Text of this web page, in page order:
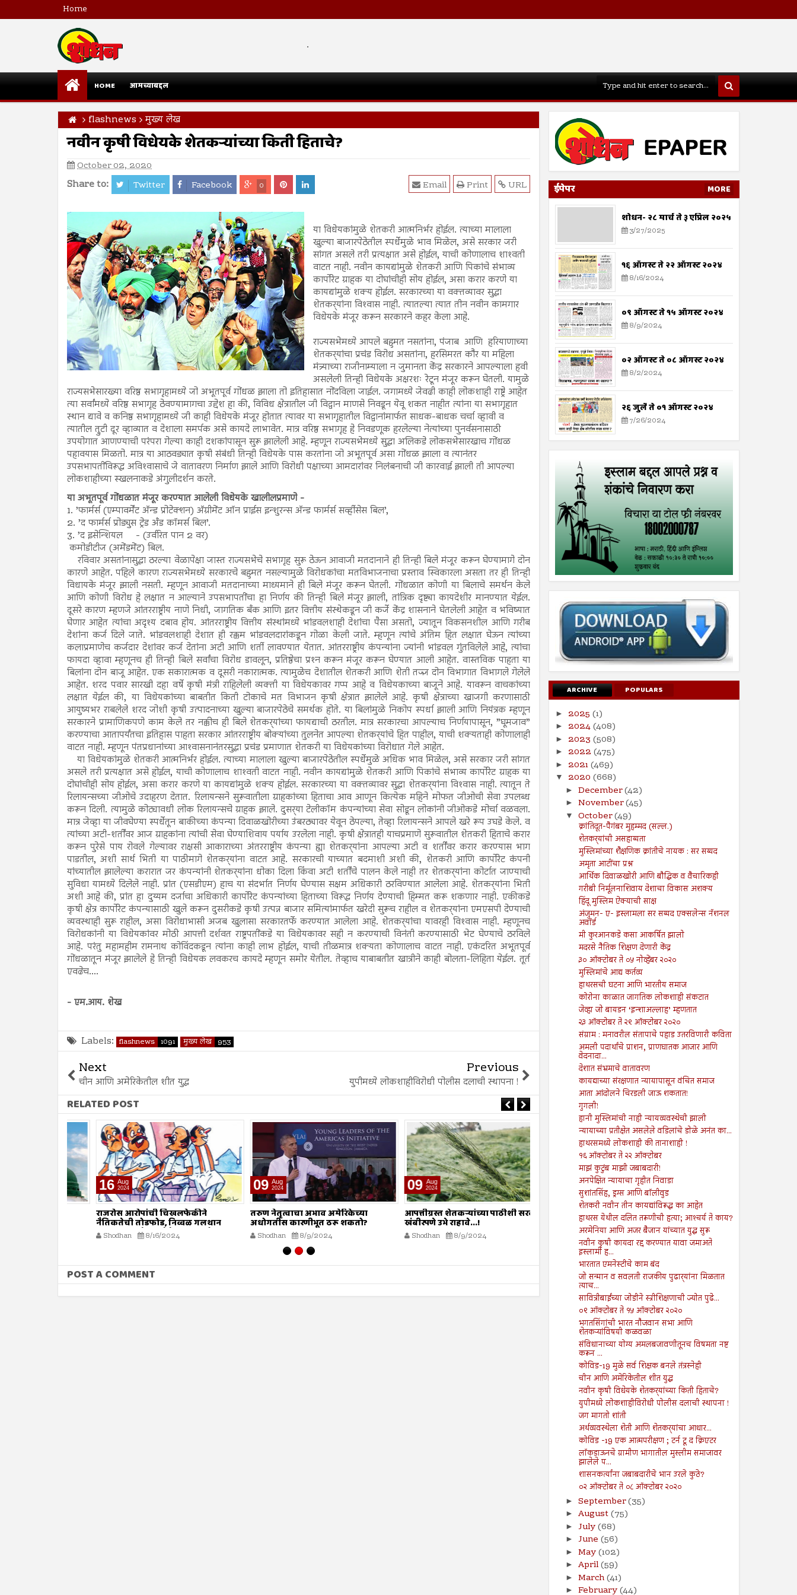
Home
.
HOME आमच्याबद्दल
flashnews मुख्य लेख
नवीन कृषी विधेयके शेतकर्‍यांच्या किती हिताचे?
October 02, 2020
Share to: Twitter Facebook 0 URL
Print
Email
या विधेयकांमुळे शेतकरी आत्मनिर्भर होईल. त्याच्या मालाला
खुल्या बाजारपेठेतील स्पर्धेमुळे भाव मिळेल, असे सरकार जरी
सांगत असले तरी प्रत्यक्षात असे होईल, याची कोणालाच शाश्‍वती
वाटत नाही. नवीन कायद्यांमुळे शेतकरी आणि पिकांचे संभाव्य
कार्पोरेट ग्राहक या दोघांचीही सोय होईल, असा करार करणे या
कायद्यांमुळे शक्य होईल. सरकारच्या या वक्तव्यावर सुद्धा
शेतकर्‍यांना विश्‍वास नाही. त्यातल्या त्यात तीन नवीन कामगार
विधेयके मंजूर करून सरकारने कहर केला आहे.
राज्यसभेमध्ये आपले बहुमत नसतांना, पंजाब आणि हरियाणाच्या
शेतकर्‍यांचा प्रचंड विरोध असतांना, हरसिमरत कौर या महिला
मंत्र्याच्या राजीनाम्याला न जुमानता केंद्र सरकारने आपल्याला हवी
असलेली तिन्ही विधेयके अक्षरशः रेटून मंजूर करून घेतली. यामुळे
राज्यसभेसारख्या वरिष्ठ सभागृहामध्ये जो अभूतपूर्व गोंधळ झाला तो इतिहासात नोंदविला जाईल. जगामध्ये जेवढी काही लोकशाही राष्ट्रे आहेत
त्या सर्वांमध्ये वरिष्ठ सभागृह ठेवण्यामागचा उद्देश हा की, विविध क्षेत्रातील जी विद्वान माणसे निवडून येवू शकत नाहीत त्यांना या सभागृहात
स्थान द्यावे व कनिष्ठ सभागृहामध्ये जी काही विधेयके मंजूर होतात त्यावर या सभागृहातील विद्वानांमार्फत साधक-बाधक चर्चा व्हावी व
त्यातील त्रुटी दूर व्हाव्यात व देशाला समर्पक असे कायदे लाभावेत. मात्र वरिष्ठ सभागृह हे निवडणूक हरलेल्या नेत्यांच्या पुनर्वसनासाठी
उपयोगात आणण्याची परंपरा गेल्या काही दशकांपासून सुरू झालेली आहे. म्हणून राज्यसभेमध्ये सुद्धा अलिकडे लोकसभेसारखाच गोंधळ
पहावयास मिळतो. मात्र या आठवड्यात कृषी संबंधी तिन्ही विधेयके पास करतांना जो अभूतपूर्व असा गोंधळ झाला व त्यानंतर
उपसभापतींविरूद्ध अविश्‍वासाचे जे वातावरण निर्माण झाले आणि विरोधी पक्षाच्या आमदारांवर निलंबनाची जी कारवाई झाली ती आपल्या
लोकशाहीच्या स्खलनाकडे अंगुलीदर्शन करते.
या अभूतपूर्व गोंधळात मंजूर करण्यात आलेली विधेयके खालीलप्रमाणे -
1. ’फार्मर्स (एम्पावर्मेंट अ‍ॅन्ड प्रोटेक्शन) अ‍ॅग्रीमेंट ऑन प्राईस इन्शुरन्स अ‍ॅन्ड फार्मर्स सर्व्हीसेस बिल’,
2. ’द फार्मर्स प्रोड्युस ट्रेड अँड कॉमर्स बिल’.
3. ’द इसेन्शियल - (उर्वरित पान 2 वर)
कमोडीटीज (अमेंडमेंट) बिल.
रविवार असतांनासुद्धा ठरल्या वेळापेक्षा जास्त राज्यसभेचे सभागृह सुरू ठेऊन आवाजी मतदानाने ही तिन्ही बिले मंजूर करून घेण्यामागे दोन
कारणे आहेत. पहिले कारण राज्यसभेमध्ये सरकारचे बहुमत नसल्यामुळे विरोधकांचा मतविभाजनाचा प्रस्ताव स्विकारला असता तर ही तिन्ही
विधायके मंजूर झाली नसती. म्हणून आवाजी मतदानाच्या माध्यमाने ही बिले मंजूर करून घेतली. गोंधळात कोणी या बिलाचे समर्थन केले
आणि कोणी विरोध हे लक्षात न आल्याने उपसभापतींचा हा निर्णय की तिन्ही बिले मंजूर झाली, तांत्रिक दृष्ट्या कायदेशीर मानण्यात येईल.
दूसरे कारण म्हणजे आंतरराष्ट्रीय नाणे निधी, जागतिक बँक आणि इतर वित्तीय संस्थेकडून जी कर्जे केंद्र शासनाने घेतलेली आहेत व भविष्यात
घेणार आहेत त्यांचा अदृश्य दबाव होय. आंतरराष्ट्रीय वित्तीय संस्थांमध्ये भांडवलशाही देशांचा पैसा असतो, ज्यातून विकसनशील आणि गरीब
देशांना कर्ज दिले जाते. भांडवलशाही देशात ही रक्कम भांडवलदारांकडून गोळा केली जाते. म्हणून त्यांचे अंतिम हित लक्षात घेऊन त्यांच्या
कलाप्रमाणेच कर्जदार देशांवर कर्ज देतांना अटी आणि शर्ती लावण्यात येतात. आंतरराष्ट्रीय कंपन्यांना ज्यांनी भांडवल गुंतविलेले आहे, त्यांचा
फायदा व्हावा म्हणूनच ही तिन्ही बिले सर्वांचा विरोध डावलून, प्रतिष्ठेचा प्रश्‍न करून मंजूर करून घेण्यात आली आहेत. वास्तविक पाहता या
बिलांना दोन बाजू आहेत. एक सकारात्मक व दूसरी नकारात्मक. त्यामुळेच देशातील शेतकरी आणि शेती तज्ज्ञ दोन विभागात विभागले गेलेले
आहेत. शरद पवार सारखी दहा वर्षे कृषी मंत्री राहिलेली व्यक्ती या विधेयकावर गप्प आहे व विधेयकाच्या बाजूने आहे. यावरून वाचकांच्या
लक्षात येईल की, या विधेयकांच्या बाबतीत किती टोकाचे मत विभाजन कृषी क्षेत्रात झालेले आहे. कृषी क्षेत्राच्या खाजगी करणासाठी
आयुष्यभर राबलेले शरद जोशी कृषी उत्पादनाच्या खुल्या बाजारपेठेचे समर्थक होते. या बिलांमुळे निकोप स्पर्धा झाली आणि नियंत्रक म्हणून
सरकारने प्रामाणिकपणे काम केले तर नक्कीच ही बिले शेतकर्‍यांच्या फायद्याची ठरतील. मात्र सरकारचा आपल्याच निर्णयापासून, ”घूमजाव”
करण्याचा आतापर्यंतचा इतिहास पाहता सरकार आंतरराष्ट्रीय बोक्यांच्या तुलनेत आपल्या शेतकर्‍यांचे हित पाहील, याची शक्यताही कोणालाही
वाटत नाही. म्हणून पंतप्रधानांच्या आश्‍वासनानंतरसुद्धा प्रचंड प्रमाणात शेतकरी या विधेयकांच्या विरोधात गेले आहेत.
या विधेयकांमुळे शेतकरी आत्मनिर्भर होईल. त्याच्या मालाला खुल्या बाजारपेठेतील स्पर्धेमुळे अधिक भाव मिळेल, असे सरकार जरी सांगत
असले तरी प्रत्यक्षात असे होईल, याची कोणालाच शाश्‍वती वाटत नाही. नवीन कायद्यांमुळे शेतकरी आणि पिकांचे संभाव्य कार्पोरेट ग्राहक या
दोघांचीही सोय होईल, असा करार करणे या कायद्यांमुळे शक्य होईल. सरकारच्या या वक्तव्यावर सुद्धा शेतकर्‍यांना विश्‍वास नाही. त्यातून ते
रिलायन्सच्या जीओचे उदाहरण देतात. रिलायन्सने सुरूवातीला ग्राहकांच्या हिताचा आव आणून कित्येक महिने मोफत जीओची सेवा उपलब्ध
करून दिली. त्यामुळे कोट्यावधी लोक रिलायन्सचे ग्राहक झाले. दुसर्‍या टेलीकॉम कंपन्यांच्या सेवा सोडून लोकांनी जीओकडे मोर्चा वळवला.
मात्र जेव्हा या जीवघेण्या स्पर्धेतून बाकीच्या कंपन्या दिवाळखोरीच्या उंबरठ्यावर येवून ठेपल्या, तेव्हा रिलायन्सने आपले खरे रूप उघडे केले. व
त्यांच्या अटी-शर्तींवर आज ग्राहकांना त्यांची सेवा घेण्याशिवाय पर्याय उरलेला नाही. कृषी क्षेत्रातही याचप्रमाणे सुरूवातील शेतकरी हिताचे करार
करून पुरेसे पाय रोवले गेल्यावर राक्षसी आकाराच्या अंतरराष्ट्रीय कंपन्या ह्या शेतकर्‍यांना आपल्या अटी व शर्तींवर करार करण्यास भाग
पाडतील, अशी सार्थ भिती या पाठीमागे शेतकर्‍यांना वाटत आहे. सरकारची याच्यात बदमाशी अशी की, शेतकरी आणि कार्पोरेट कंपनी
यांच्यातील झालेल्या करारात जर कंपन्यांनी शेतकर्‍यांना धोका दिला किंवा अटी शर्तींचे पालन केले नाही तर शेतकर्‍यांना कोर्टात जाण्याची
सुविधा यामध्ये दिलेले नाही. प्रांत (एसडीएम) हाच या संदर्भात निर्णय घेण्यास सक्षम अधिकारी ठरविण्यात आलेला आहे. शेतकर्‍यांना भिती
अशी आहे की, प्रांत हा दुय्यम दर्जाचा अधिकारी कार्पोरेट कंपन्यांच्या हिताच्या विरूद्ध निर्णय देण्याची हिम्मत करू शकणार नाही. एकीकडे
कृषी क्षेत्र कार्पोरेट कंपन्यासाठी खुले करून दुसरीकडे कृषी उत्पन्न बाजार समित्यांमार्फत खरेदी सुरूच राहील व शेतकर्‍यांना एमएसपी देण्याची
व्यवस्थाही सुरू राहील, असा विरोधाभासी अजब खुलासा सरकारतर्फे करण्यात आलेला आहे. शेतकर्‍यांचा यावरही विश्‍वास नाही. म्हणूनच
विरोधकांनी या विधेयकांवर मोठी आपत्ती दर्शवत राष्ट्रपतींकडे या विधेयकावर सही न करण्याची विनंती करण्यासाठी भेट घेण्याचे ठरविले
आहे. परंतु महामहीम रामनाथ कोविंदकडून त्यांना काही लाभ होईल, याची तीळमात्र शक्यता कोणालाच वाटत नाही. एकंदरित अभूतपूर्व
गोंधळातून मंजूर झालेले हे तिन्ही विधेयक लवकरच कायदे म्हणून समोर येतील. तेव्हाच याबाबतीत खात्रीने काही बोलता-लिहिता येईल. तूर्त
एवढेच....
- एम.आय. शेख
Labels: flashnews 1091 मुख्य लेख 953
Next
चीन आणि अमेरिकेतील शीत युद्ध
Previous
युपीमध्ये लोकशाहीविरोधी पोलीस दलाची स्थापना !
RELATED POST
16 Aug
2024
राजरोस आरोपांची चिखलफेकीने
नैतिकतेची तोडफोड, निव्वळ गलथान
राजकारणामुळे जनसेवेचा बट्ट्याबोळ...!
Shodhan 8/16/2024
09 Aug
2024
तरुण नेतृत्वाचा अभाव अमेरिकेच्या
अधोगतीस कारणीभूत ठरू शकतो?
Shodhan 8/9/2024
09 Aug
2024
आपत्तीग्रस्त शेतकऱ्यांच्या पाठीशी सरकारने
खंबीरपणे उभे राहावे...!
Shodhan 8/9/2024
सामान्यांच्या अपेक्षांवर पाणी फेरणारा केंद्रीय
7/26/2024
पोटगी : जेव्हा मुसलमानांनाच
नाही तेव्हा दोष कोर्टाला कसा
Shodhan
POST A COMMENT
ईपेपर MORE
शोधन- २८ मार्च ते ३ एप्रिल २०२५
3/27/2025
१६ ऑगस्ट ते २२ ऑगस्ट २०२४
8/16/2024
०९ ऑगस्ट ते १५ ऑगस्ट २०२४
8/9/2024
०२ ऑगस्ट ते ०८ ऑगस्ट २०२४
8/2/2024
२६ जुलै ते ०१ ऑगस्ट २०२४
7/26/2024
ARCHIVE POPULARS
► 2025 (1)
► 2024(408)
► 2023 (508)
► 2022 (475)
► 2021(469)
▼ 2020 (668)
► December(42)
► November(45)
▼ October(49)
क्रांतिदूत-पैगंबर मुहम्मद (सल्ल.)
शेतकर्‍यांची असहाय्यता
मुस्लिमांच्या शैक्षणिक क्रांतीचे नायक : सर सय्यद
अमृता आटींचा प्रश्न
आर्थिक दिवाळखोरी आणि बौद्धिक व वैचारिकही
गरीबी निर्मूलनाशिवाय देशाचा विकास अशक्य
हिंदू मुस्लिम ऐक्याची साक्ष
अंजुमन- ए- इस्लामला सर सय्यद एक्सलेन्स नॅशनल
अवॉर्ड
मी कुरआनकडे कसा आकर्षित झालो
मदरसे नैतिक शिक्षण देणारी केंद्र
३० ऑक्टोबर ते ०५ नोव्हेंबर २०२०
मुस्लिमांचे आद्य कर्तव्य
हाथरसची घटना आणि भारतीय समाज
कोरोना काळात जागतिक लोकशाही संकटात
जेव्हा जो बायडन ‘इन्शाअल्लाह’ म्हणतात
२३ ऑक्टोबर ते २९ ऑक्टोबर २०२०
संग्राम : मनावरील संतापाचे पहाड उतरविणारी कविता
अमली पदार्थांचे प्राशन, प्राणघातक आजार आणि
वेदनादा...
देशात संभ्रमाचे वातावरण
कायद्याच्या संरक्षणात न्यायापासून वंचित समाज
आता आंदोलने चिरडली जाऊ शकतात!
गुगली!
हानी मुस्लिमांची नाही न्यायव्यवस्थेची झाली
न्यायाच्या प्रतीक्षेत असलेले वडिलांचे डोळे अनंत का...
हाथरसमध्ये लोकशाही की तानाशाही !
१६ ऑक्टोबर ते २२ ऑक्टोबर
माझं कुटुंब माझी जबाबदारी!
अनपेक्षित न्यायाचा गृहीत निवाडा
सुशांतसिंह, ड्रग्स आणि बॉलीवुड
शेतकरी नवीन तीन कायद्यांविरूद्ध का आहेत
हाथरस येथील दलित तरूणीची हत्या; आश्‍चर्य ते काय?
अरमेनिया आणि अजर बैजान यांच्यात युद्ध सुरू
नवीन कृषी कायदा रद्द करण्यात यावा जमाअते
इस्लामी ह...
भारतात एमनेस्टीचे काम बंद
जो सन्मान व सवलती राजकीय पुढार्‍यांना मिळतात
त्याच...
सावित्रीबाईंच्या जोडीने स्त्रीशिक्षणाची ज्योत पुढे...
०९ ऑक्टोबर ते १५ ऑक्टोबर २०२०
भगतसिंगांची भारत नौजवान सभा आणि
शेतकऱ्यांविषयी कळवळा
संविधानाच्या योग्य अमलबजावणीतूनच विषमता नष्ट
करून ...
कोविड-19 मुळे सर्व शिक्षक बनले तंत्रस्नेही
चीन आणि अमेरिकेतील शीत युद्ध
नवीन कृषी विधेयके शेतकर्‍यांच्या किती हिताचे?
युपीमध्ये लोकशाहीविरोधी पोलीस दलाची स्थापना !
जग मागतो शांती
अर्थव्यवस्थेला शेती आणि शेतकर्‍यांचा आधार...
कोविड -19 एक आत्मपरीक्षण ; टर्न टू द क्रिएटर
लॉकडाऊनचे ग्रामीण भागातील मुस्लीम समाजावर
झालेले प...
शासनकर्त्यांना जबाबदारीचे भान उरले कुठे?
०२ ऑक्टोबर ते ०८ ऑक्टोबर २०२०
► September(35)
► August(75)
► July(68)
► June (56)
► May(102)
► April(59)
► March(41)
► February(44)